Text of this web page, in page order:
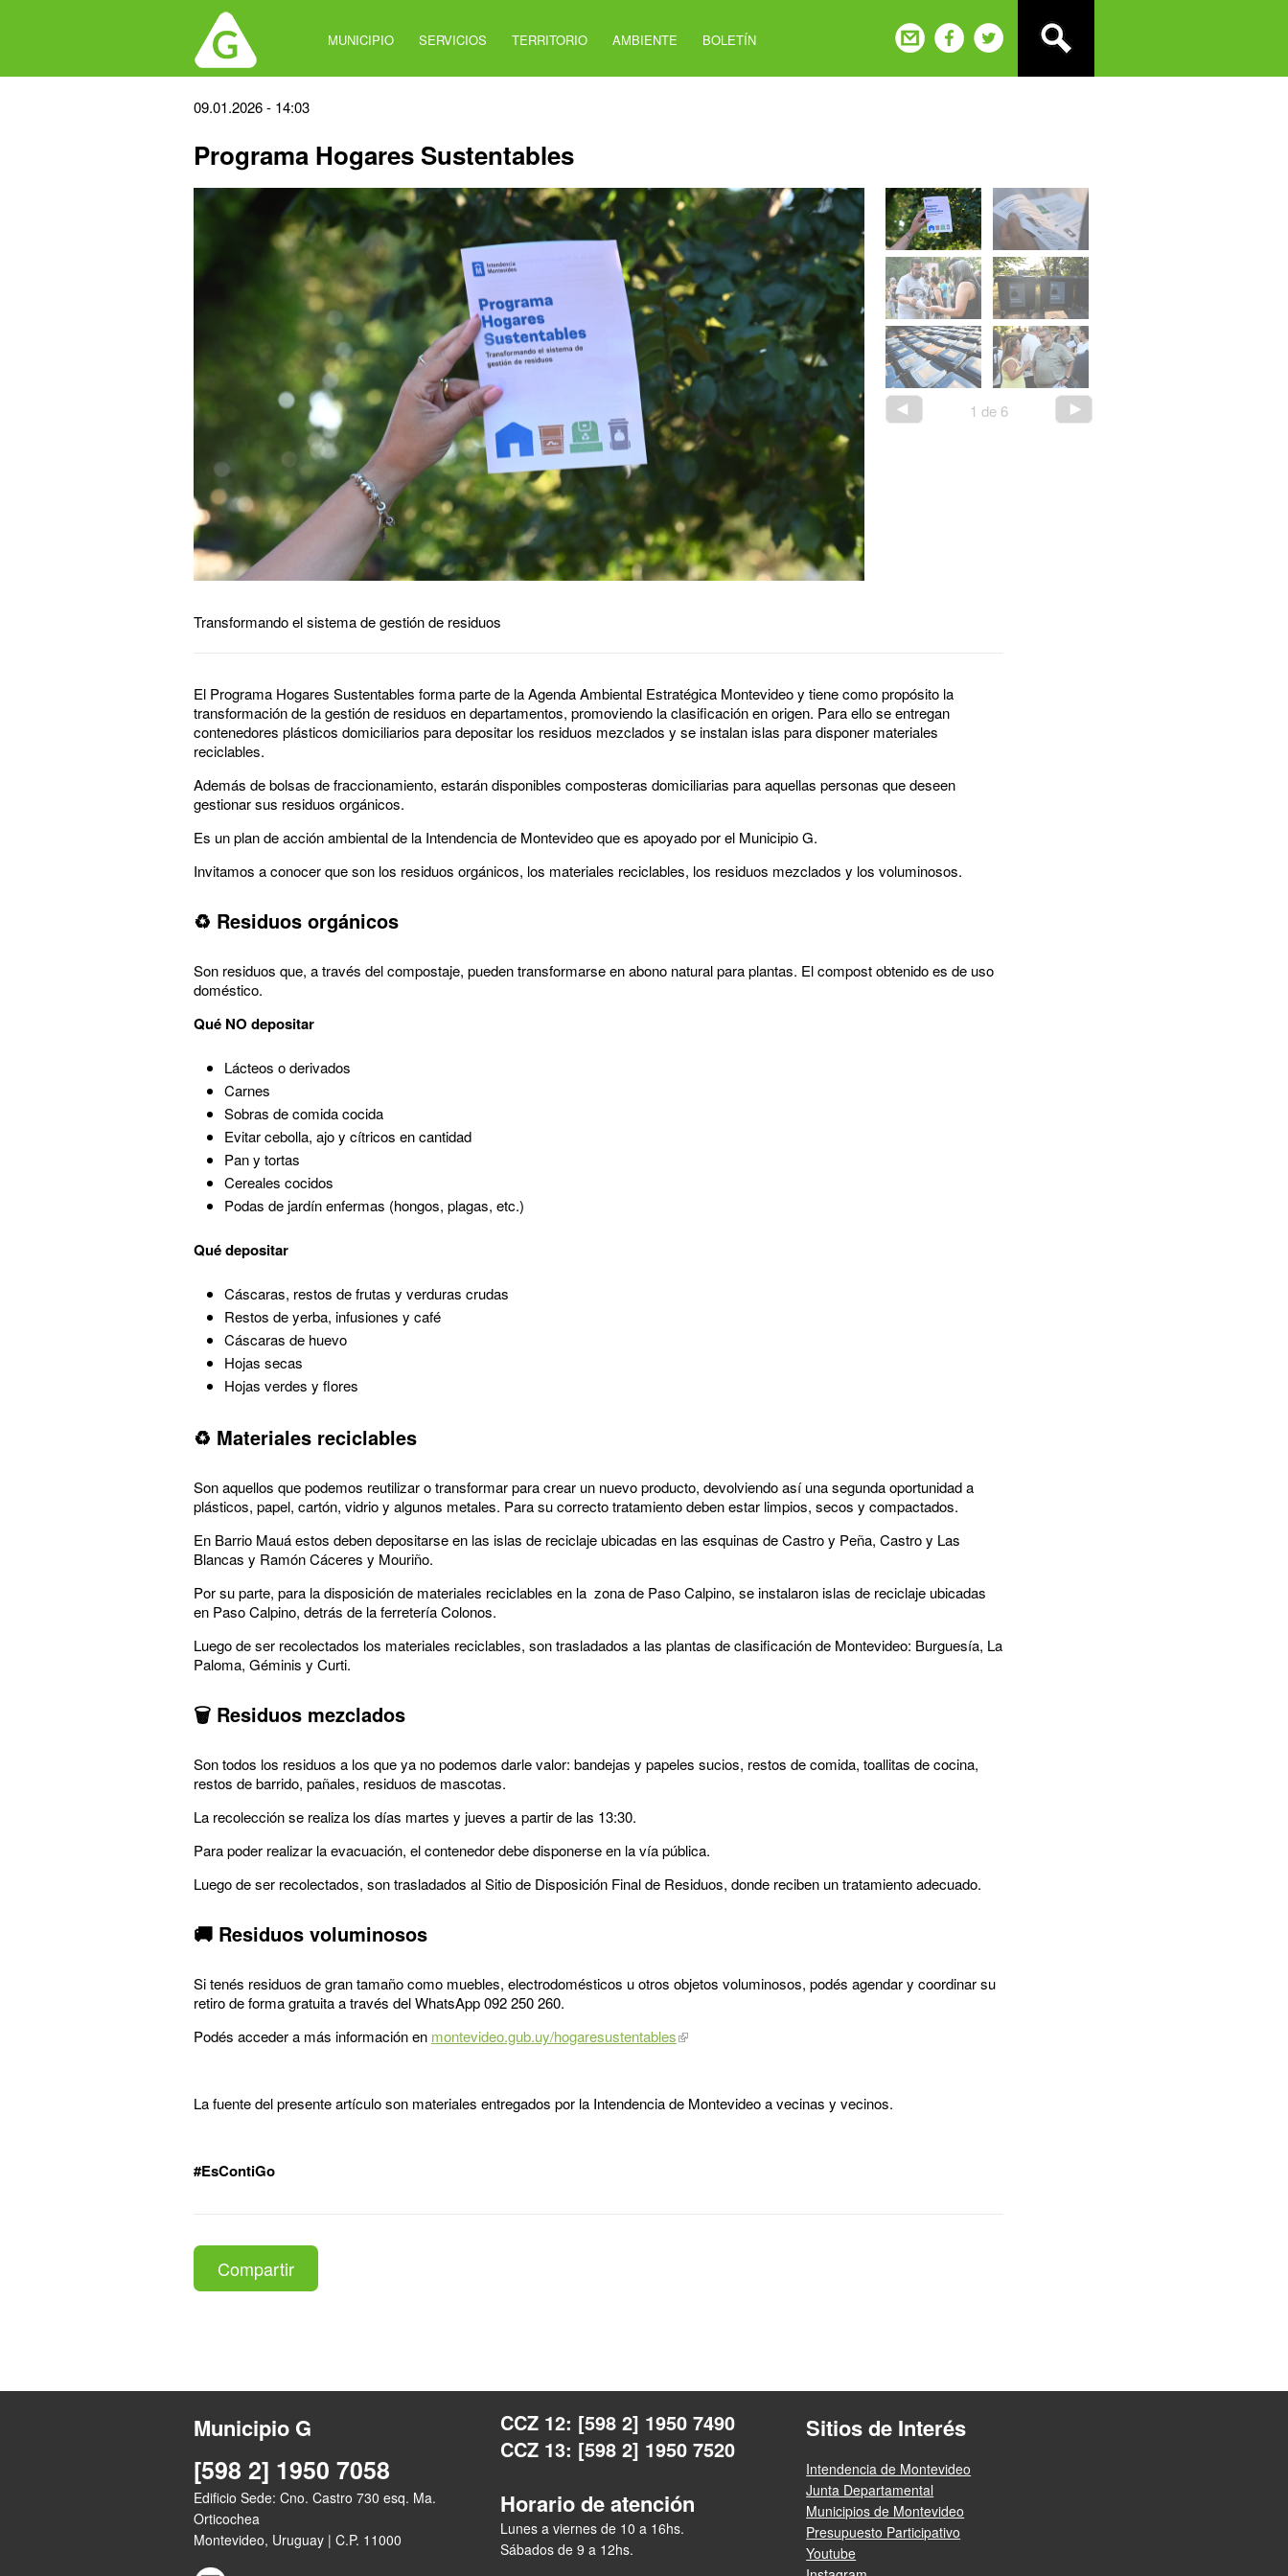
MUNICIPIO SERVICIOS TERRITORIO AMBIENTE BOLETÍN
Back
top
09.01.2026 - 14:03
Programa Hogares Sustentables
1 de 6
Transformando el sistema de gestión de residuos
El Programa Hogares Sustentables forma parte de la Agenda Ambiental Estratégica Montevideo y tiene como propósito la
transformación de la gestión de residuos en departamentos, promoviendo la clasificación en origen. Para ello se entregan
contenedores plásticos domiciliarios para depositar los residuos mezclados y se instalan islas para disponer materiales
reciclables.
Además de bolsas de fraccionamiento, estarán disponibles composteras domiciliarias para aquellas personas que deseen
gestionar sus residuos orgánicos.
Es un plan de acción ambiental de la Intendencia de Montevideo que es apoyado por el Municipio G.
Invitamos a conocer que son los residuos orgánicos, los materiales reciclables, los residuos mezclados y los voluminosos.
♻️ Residuos orgánicos
Son residuos que, a través del compostaje, pueden transformarse en abono natural para plantas. El compost obtenido es de uso
doméstico.
Qué NO depositar
Lácteos o derivados
Carnes
Sobras de comida cocida
Evitar cebolla, ajo y cítricos en cantidad
Pan y tortas
Cereales cocidos
Podas de jardín enfermas (hongos, plagas, etc.)
Qué depositar
Cáscaras, restos de frutas y verduras crudas
Restos de yerba, infusiones y café
Cáscaras de huevo
Hojas secas
Hojas verdes y flores
♻️ Materiales reciclables
Son aquellos que podemos reutilizar o transformar para crear un nuevo producto, devolviendo así una segunda oportunidad a
plásticos, papel, cartón, vidrio y algunos metales. Para su correcto tratamiento deben estar limpios, secos y compactados.
En Barrio Mauá estos deben depositarse en las islas de reciclaje ubicadas en las esquinas de Castro y Peña, Castro y Las
Blancas y Ramón Cáceres y Mouriño.
Por su parte, para la disposición de materiales reciclables en la zona de Paso Calpino, se instalaron islas de reciclaje ubicadas
en Paso Calpino, detrás de la ferretería Colonos.
Luego de ser recolectados los materiales reciclables, son trasladados a las plantas de clasificación de Montevideo: Burguesía, La
Paloma, Géminis y Curti.
🗑️ Residuos mezclados
Son todos los residuos a los que ya no podemos darle valor: bandejas y papeles sucios, restos de comida, toallitas de cocina,
restos de barrido, pañales, residuos de mascotas.
La recolección se realiza los días martes y jueves a partir de las 13:30.
Para poder realizar la evacuación, el contenedor debe disponerse en la vía pública.
Luego de ser recolectados, son trasladados al Sitio de Disposición Final de Residuos, donde reciben un tratamiento adecuado.
🚚 Residuos voluminosos
Si tenés residuos de gran tamaño como muebles, electrodomésticos u otros objetos voluminosos, podés agendar y coordinar su
retiro de forma gratuita a través del WhatsApp 092 250 260.
Podés acceder a más información en montevideo.gub.uy/hogaresustentables
La fuente del presente artículo son materiales entregados por la Intendencia de Montevideo a vecinas y vecinos.
#EsContiGo
Compartir
Municipio G
[598 2] 1950 7058
Edificio Sede: Cno. Castro 730 esq. Ma.
Orticochea
Montevideo, Uruguay | C.P. 11000
CCZ 12: [598 2] 1950 7490
CCZ 13: [598 2] 1950 7520
Horario de atención
Lunes a viernes de 10 a 16hs.
Sábados de 9 a 12hs.
Sitios de Interés
Intendencia de Montevideo
Junta Departamental
Municipios de Montevideo
Presupuesto Participativo
Youtube